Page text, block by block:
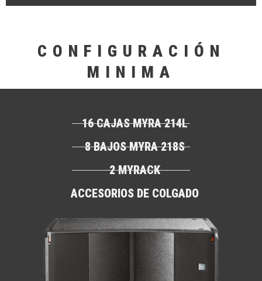
CONFIGURACIÓN
MINIMA
16 CAJAS MYRA 214L
8 BAJOS MYRA 218S
2 MYRACK
ACCESORIOS DE COLGADO